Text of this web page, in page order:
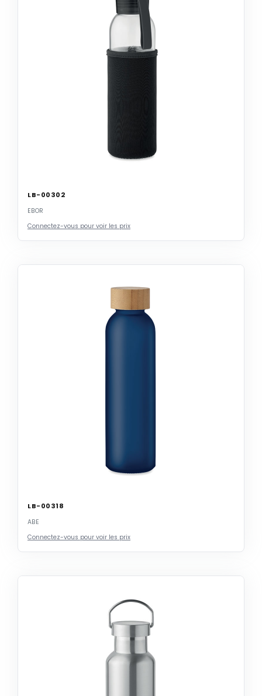
LB-00302
EBOR
Connectez-vous pour voir les prix
LB-00318
ABE
Connectez-vous pour voir les prix